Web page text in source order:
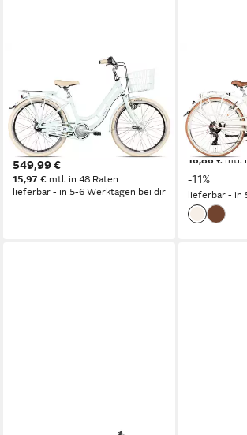
Kinderfahrrad Maxim Emma
24 7 Wave
36 cm Rahmenhöhe
7 Gänge
80 kg
Zul. Gesamtgewicht
549,99 €
15,97 € mtl. in 48 Raten
lieferbar - in 5-6 Werktagen bei dir
Cityrad
40 cm
6 Gänge
100 kg Zul.
469,99 €
16,86 €mtl.
-11%
lieferbar - in